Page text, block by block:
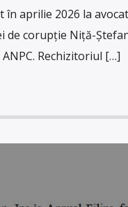
în aprilie 2026 la
de corupție Niță-
Rechizitoriul […]